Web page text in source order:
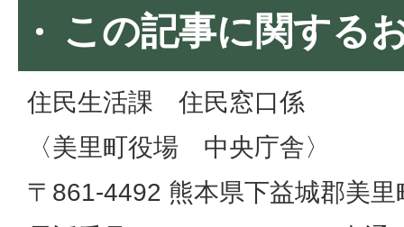
この記事に関する
住民生活課 住民窓口係
〈美里町役場 中央庁舎〉
〒861-4492 熊本県下益城郡美